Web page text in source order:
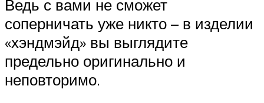
Ведь с вами не сможет
соперничать уже никто – в изделии
«хэндмэйд» вы выглядите
предельно оригинально и
неповторимо.